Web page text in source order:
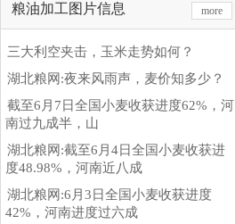
粮油加工图片信息 more
三大利空夹击，玉米走势如何？
湖北粮网:夜来风雨声，麦价知多少？
截至6月7日全国小麦收获进度62%，河
南过九成半，山
湖北粮网:截至6月4日全国小麦收获进
度48.98%，河南近八成
湖北粮网:6月3日全国小麦收获进度
42%，河南进度过六成